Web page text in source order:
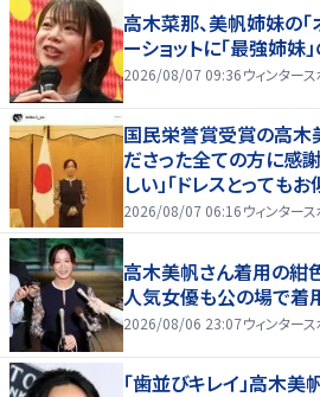
高木菜那、美帆姉妹の「
ーショットに「最強姉妹
2026/08/07 09:36ウィンター
国民栄誉賞受賞の高木
ださった全ての方に感
しい」「ドレスとってもお
2026/08/07 06:16ウィンター
高木美帆さん着用の紺
人気女優も公の場で
2026/08/06 23:07ウィンター
「歯並びキレイ」高木